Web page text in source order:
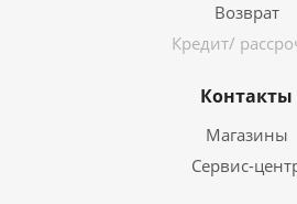
Возврат
Кредит/
Контакты
Магазины
Сервис-